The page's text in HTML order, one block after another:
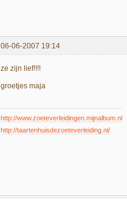
06-06-2007 19:14
ze zijn lief!!!!
groetjes maja
http://www.zoeteverleidingen.mijnalbum.nl
http://taartenhuisdezoeteverleiding.nl/